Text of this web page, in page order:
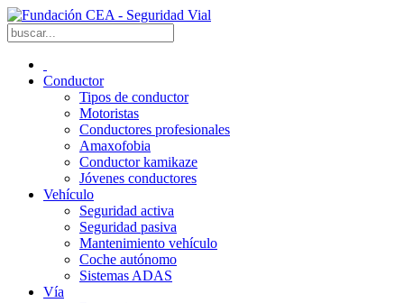
Conductor
Tipos de conductor
Motoristas
Conductores profesionales
Amaxofobia
Conductor kamikaze
Jóvenes conductores
Vehículo
Seguridad activa
Seguridad pasiva
Mantenimiento vehículo
Coche autónomo
Sistemas ADAS
Vía